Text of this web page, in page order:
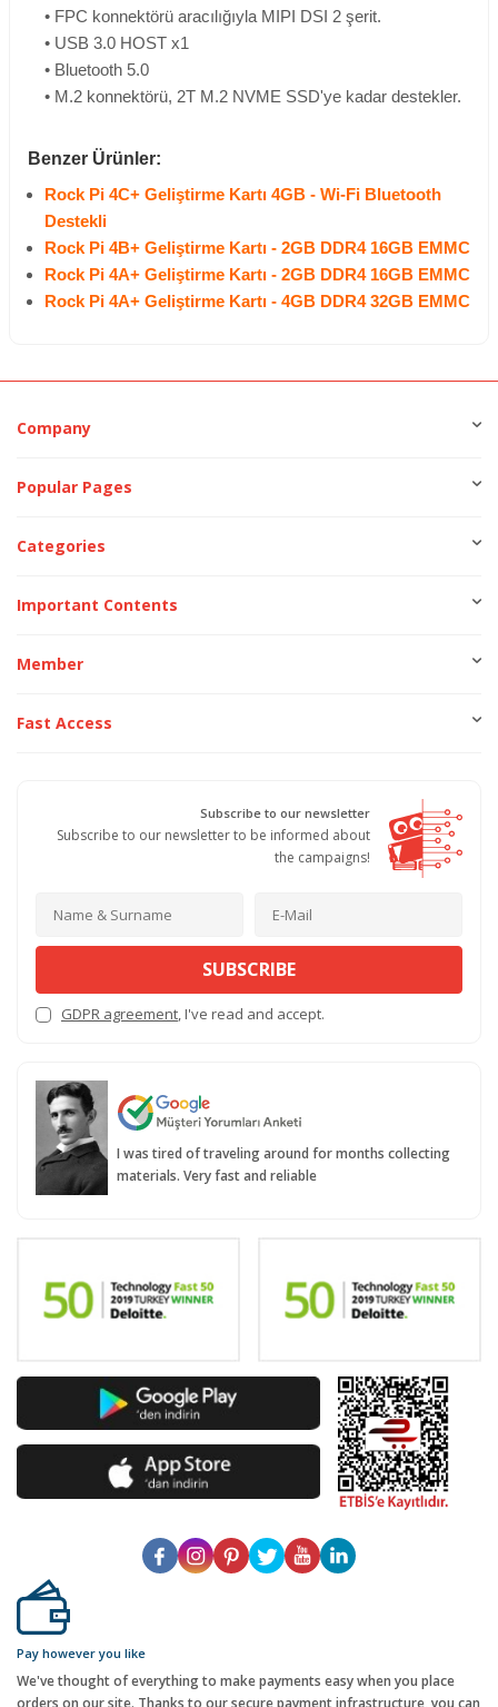
• FPC konnektörü aracılığıyla MIPI DSI 2 şerit.
• USB 3.0 HOST x1
• Bluetooth 5.0
• M.2 konnektörü, 2T M.2 NVME SSD'ye kadar destekler.
Benzer Ürünler:
Rock Pi 4C+ Geliştirme Kartı 4GB - Wi-Fi Bluetooth
Destekli
Rock Pi 4B+ Geliştirme Kartı - 2GB DDR4 16GB EMMC
Rock Pi 4A+ Geliştirme Kartı - 2GB DDR4 16GB EMMC
Rock Pi 4A+ Geliştirme Kartı - 4GB DDR4 32GB EMMC
Company
Popular Pages
Categories
Important Contents
Member
Fast Access
Subscribe to our newsletter
Subscribe to our newsletter to be informed about
the campaigns!
SUBSCRIBE
GDPR agreement, I've read and accept.
I was tired of traveling around for months collecting
materials. Very fast and reliable
Pay however you like
We've thought of everything to make payments easy when you place
orders on our site. Thanks to our secure payment infrastructure, you can